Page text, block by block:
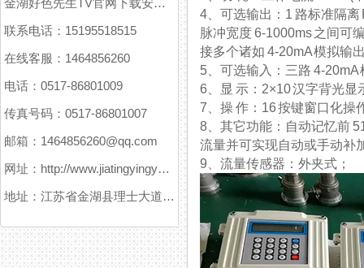
金湖好色先生TV官网下载安装污仪表有限公司
联系电话：15195518515
在线客服：1464856260
电话：0517-86801009
传真号码：0517-86801007
邮箱：1464856260@qq.com
网址：http://www.jiatingyingyuanxitong.com
地址：江苏省金湖县理士大道61号
4、可选输出：1 路标准
脉冲宽度 6-1000ms 之间可编
接多个诸如 4-20mA 模拟输出
5、可选输入：三路 4-20mA
6、显 示：2×10 汉字背光
7、操 作：16 按键窗口化操作
8、其它功能：自动记忆前
流量并可实现自动或手动补加
9、流量传感器：外夹式；